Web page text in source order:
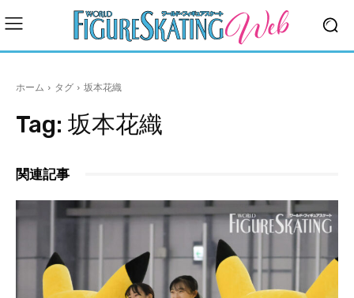
ホーム タグ 坂本花織
Tag: 坂本花織
関連記事